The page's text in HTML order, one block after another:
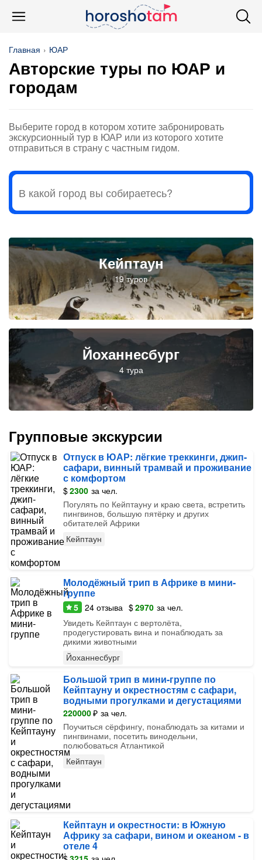
Главная ЮАР
Авторские туры по ЮАР и
городам
Выберите город в котором хотите забронировать
экскурсионный тур в ЮАР или из которого хотите
отправиться в страну с частным гидом.
Кейптаун
Йоханнесбург
Групповые экскурсии
Отпуск в ЮАР: лёгкие треккинги, джип-
сафари, винный трамвай и проживание
с комфортом
$2300 за чел.
Погулять по Кейптауну и краю света, встретить
пингвинов, большую пятёрку и других
обитателей Африки
Кейптаун
Молодёжный трип в Африке в мини-
группе
5 24 отзыва $2970 за чел.
Увидеть Кейптаун с вертолёта,
продегустировать вина и понаблюдать за
дикими животными
Йоханнесбург
Большой трип в мини-группе по
Кейптауну и окрестностям с сафари,
водными прогулками и дегустациями
220000₽ за чел.
Поучиться сёрфингу, понаблюдать за китами и
пингвинами, посетить винодельни,
полюбоваться Атлантикой
Кейптаун
Кейптаун и окрестности: в Южную
Африку за сафари, вином и океаном - в
отеле 4